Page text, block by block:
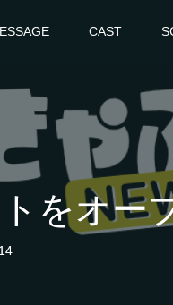
CAST
をオー